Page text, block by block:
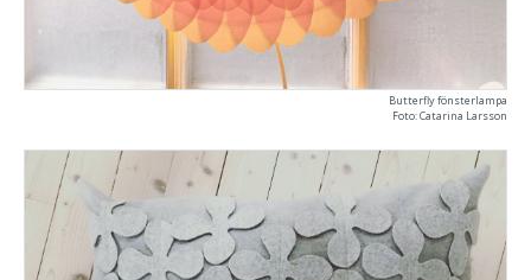
Butterfly fönsterlampa
Foto: Catarina Larsson